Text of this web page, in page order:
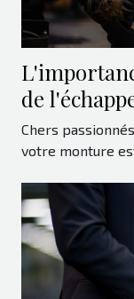
de
de la moto
Chers
votre monture